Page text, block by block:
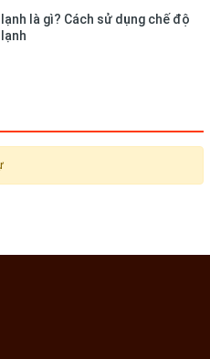
lạnh là gì? Cách sử dụng chế độ